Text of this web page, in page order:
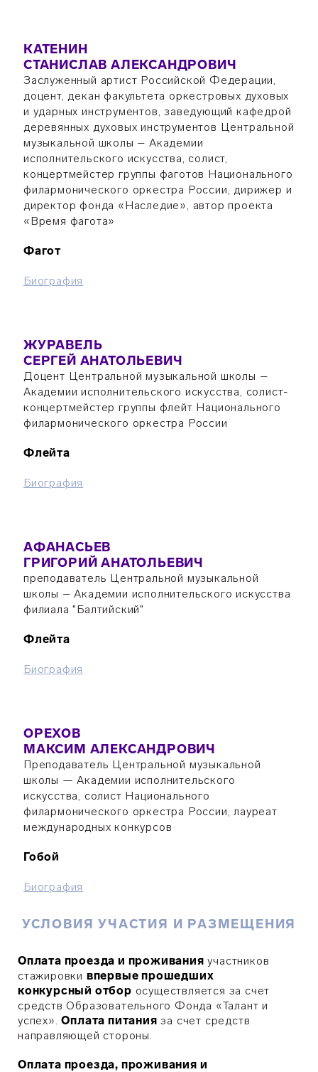
КАТЕНИН
СТАНИСЛАВ АЛЕКСАНДРОВИЧ
Заслуженный артист Российской Федерации,
доцент, декан факультета оркестровых духовых
и ударных инструментов, заведующий кафедрой
деревянных духовых инструментов Центральной
музыкальной школы – Академии
исполнительского искусства, солист,
концертмейстер группы фаготов Национального
филармонического оркестра России, дирижер и
директор фонда «Наследие», автор проекта
«Время фагота»
Фагот
Биография
ЖУРАВЕЛЬ
СЕРГЕЙ АНАТОЛЬЕВИЧ
Доцент Центральной музыкальной школы –
Академии исполнительского искусства, солист-
концертмейстер группы флейт Национального
филармонического оркестра России
Флейта
Биография
АФАНАСЬЕВ
ГРИГОРИЙ АНАТОЛЬЕВИЧ
преподаватель Центральной музыкальной
школы – Академии исполнительского искусства
филиала "Балтийский"
Флейта
Биография
ОРЕХОВ
МАКСИМ АЛЕКСАНДРОВИЧ
Преподаватель Центральной музыкальной
школы — Академии исполнительского
искусства, солист Национального
филармонического оркестра России, лауреат
международных конкурсов
Гобой
Биография
УСЛОВИЯ УЧАСТИЯ И РАЗМЕЩЕНИЯ
Оплата проезда и проживания участников
стажировки впервые прошедших
конкурсный отбор осуществляется за счет
средств Образовательного Фонда «Талант и
успех».Оплата питания за счет средств
направляющей стороны.
Оплата проезда, проживания и